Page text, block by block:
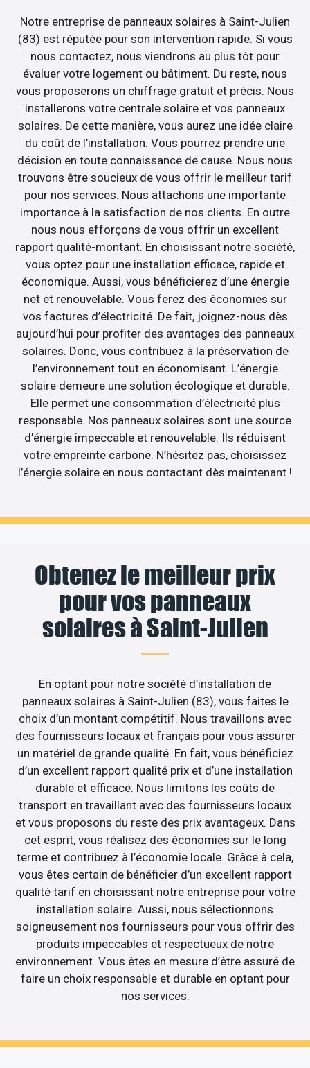
Notre entreprise de panneaux solaires à Saint-Julien
(83) est réputée pour son intervention rapide. Si vous
nous contactez, nous viendrons au plus tôt pour
évaluer votre logement ou bâtiment. Du reste, nous
vous proposerons un chiffrage gratuit et précis. Nous
installerons votre centrale solaire et vos panneaux
solaires. De cette manière, vous aurez une idée claire
du coût de l’installation. Vous pourrez prendre une
décision en toute connaissance de cause. Nous nous
trouvons être soucieux de vous offrir le meilleur tarif
pour nos services. Nous attachons une importante
importance à la satisfaction de nos clients. En outre
nous nous efforçons de vous offrir un excellent
rapport qualité-montant. En choisissant notre société,
vous optez pour une installation efficace, rapide et
économique. Aussi, vous bénéficierez d’une énergie
net et renouvelable. Vous ferez des économies sur
vos factures d’électricité. De fait, joignez-nous dès
aujourd’hui pour profiter des avantages des panneaux
solaires. Donc, vous contribuez à la préservation de
l’environnement tout en économisant. L’énergie
solaire demeure une solution écologique et durable.
Elle permet une consommation d’électricité plus
responsable. Nos panneaux solaires sont une source
d’énergie impeccable et renouvelable. Ils réduisent
votre empreinte carbone. N’hésitez pas, choisissez
l’énergie solaire en nous contactant dès maintenant !
Obtenez le meilleur prix
pour vos panneaux
solaires à Saint-Julien
En optant pour notre société d’installation de
panneaux solaires à Saint-Julien (83), vous faites le
choix d’un montant compétitif. Nous travaillons avec
des fournisseurs locaux et français pour vous assurer
un matériel de grande qualité. En fait, vous bénéficiez
d’un excellent rapport qualité prix et d’une installation
durable et efficace. Nous limitons les coûts de
transport en travaillant avec des fournisseurs locaux
et vous proposons du reste des prix avantageux. Dans
cet esprit, vous réalisez des économies sur le long
terme et contribuez à l’économie locale. Grâce à cela,
vous êtes certain de bénéficier d’un excellent rapport
qualité tarif en choisissant notre entreprise pour votre
installation solaire. Aussi, nous sélectionnons
soigneusement nos fournisseurs pour vous offrir des
produits impeccables et respectueux de notre
environnement. Vous êtes en mesure d’être assuré de
faire un choix responsable et durable en optant pour
nos services.